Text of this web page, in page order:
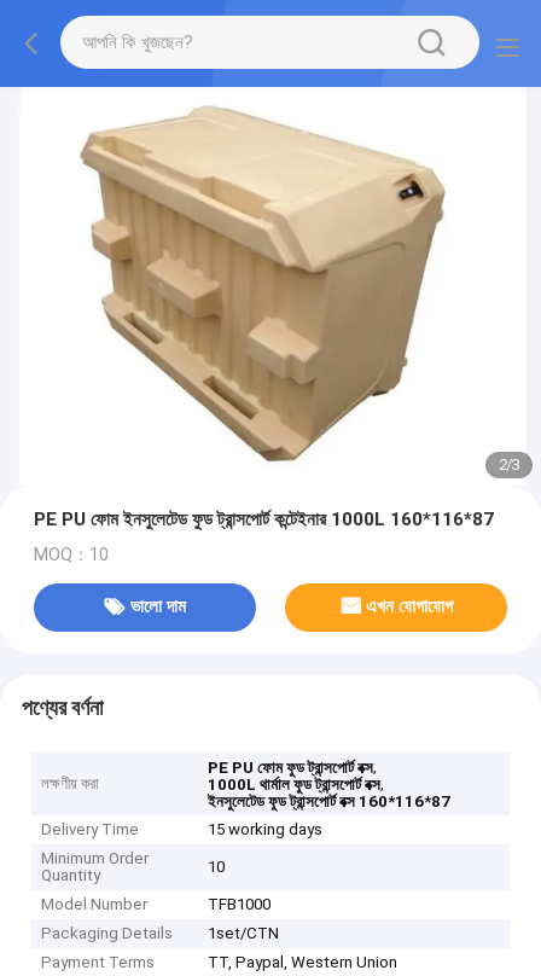
2/3
PE PU ফোম ইনসুলেটেড ফুড ট্রান্সপোর্ট কন্টেইনার 1000L 160*116*87
MOQ：10
ভালো দাম এখন যোগাযোগ
পণ্যের বর্ণনা
লক্ষণীয় করা
PE PU ফোম ফুড ট্রান্সপোর্ট বক্স,
1000L থার্মাল ফুড ট্রান্সপোর্ট বক্স,
ইনসুলেটেড ফুড ট্রান্সপোর্ট বক্স 160*116*87
Delivery Time
15 working days
Minimum Order
Quantity
10
Model Number
TFB1000
Packaging Details
1set/CTN
Payment Terms
TT, Paypal, Western Union